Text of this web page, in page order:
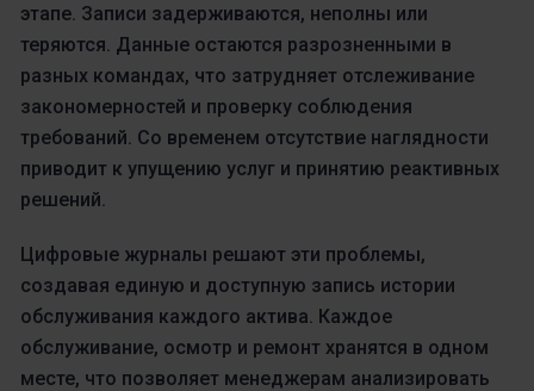
этапе. Записи задерживаются, неполны или
теряются. Данные остаются разрозненными в
разных командах, что затрудняет отслеживание
закономерностей и проверку соблюдения
требований. Со временем отсутствие наглядности
приводит к упущению услуг и принятию реактивных
решений.
Цифровые журналы решают эти проблемы,
создавая единую и доступную запись истории
обслуживания каждого актива. Каждое
обслуживание, осмотр и ремонт хранятся в одном
месте, что позволяет менеджерам анализировать